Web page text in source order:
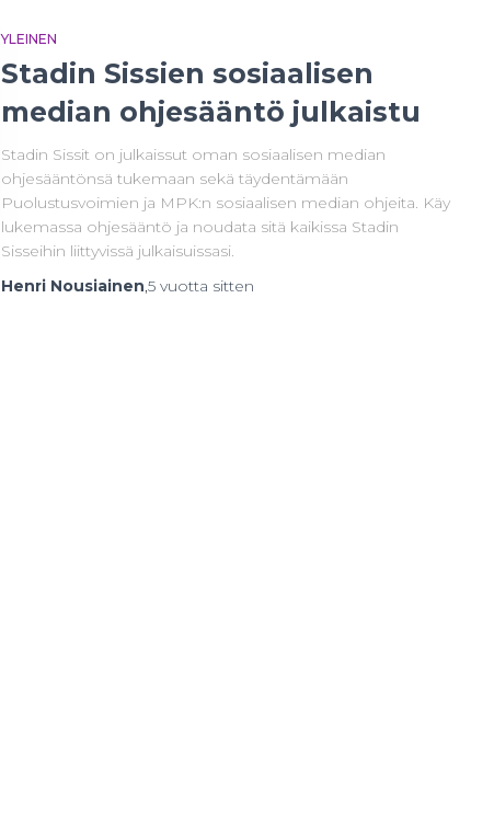
YLEINEN
Stadin Sissien sosiaalisen
median ohjesääntö julkaistu
Stadin Sissit on julkaissut oman sosiaalisen median
ohjesääntönsä tukemaan sekä täydentämään
Puolustusvoimien ja MPK:n sosiaalisen median ohjeita. Käy
lukemassa ohjesääntö ja noudata sitä kaikissa Stadin
Sisseihin liittyvissä julkaisuissasi.
Henri Nousiainen,5 vuotta sitten